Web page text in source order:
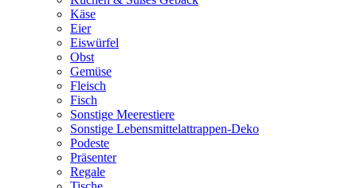
Käse
Eier
Eiswürfel
Obst
Gemüse
Fleisch
Fisch
Sonstige Meerestiere
Sonstige Lebensmittelattrappen-Deko
Podeste
Präsenter
Regale